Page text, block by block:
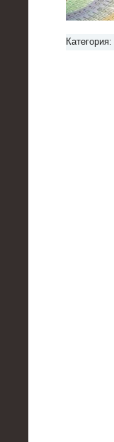
Категория: